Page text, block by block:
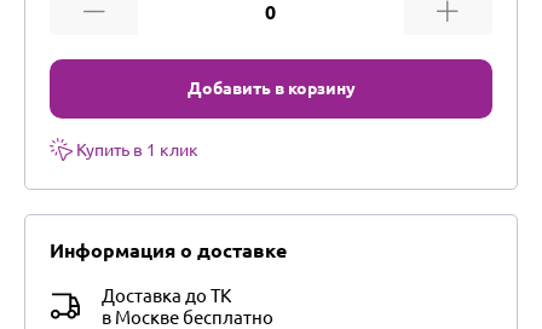
Добавить в корзину
Купить в 1 клик
Информация о доставке
Доставка до ТК
в Москве бесплатно